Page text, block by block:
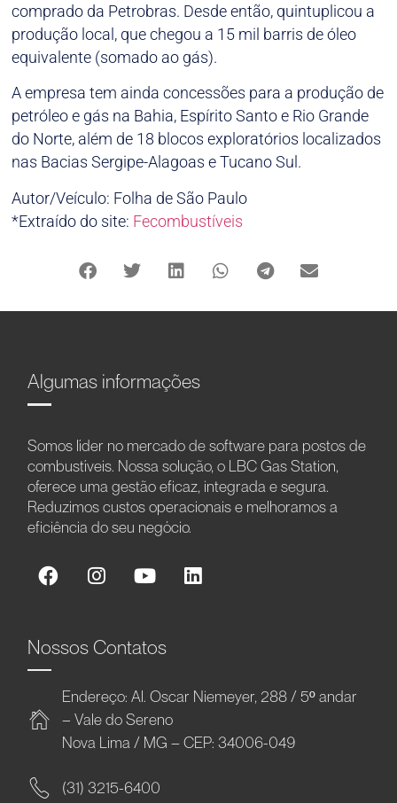
comprado da Petrobras. Desde então, quintuplicou a
produção local, que chegou a 15 mil barris de óleo
equivalente (somado ao gás).
A empresa tem ainda concessões para a produção de
petróleo e gás na Bahia, Espírito Santo e Rio Grande
do Norte, além de 18 blocos exploratórios localizados
nas Bacias Sergipe-Alagoas e Tucano Sul.
Autor/Veículo: Folha de São Paulo
*Extraído do site: Fecombustíveis
Algumas informações
Somos líder no mercado de software para postos de
combustíveis. Nossa solução, o LBC Gas Station,
oferece uma gestão eficaz, integrada e segura.
Reduzimos custos operacionais e melhoramos a
eficiência do seu negócio.
Nossos Contatos
Endereço: Al. Oscar Niemeyer, 288 / 5º andar
– Vale do Sereno
Nova Lima / MG – CEP: 34006-049
(31) 3215-6400